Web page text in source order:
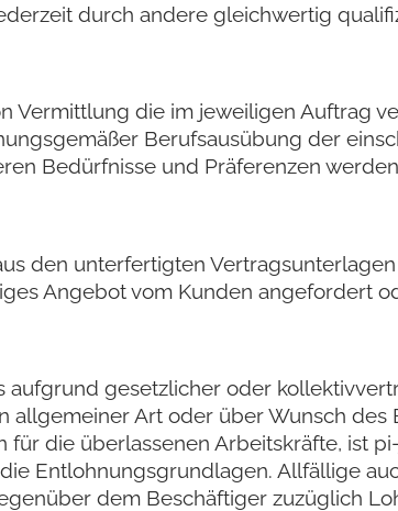
durch andere gleichwertig
Vermittlung die im jeweiligen Auftrag
Berufsausübung der
Bedürfnisse und Präferenzen
den unterfertigten
Angebot vom Kunden angefordert
aufgrund gesetzlicher oder
Art oder über Wunsch
die überlassenen Arbeitskräfte, ist
Entlohnungsgrundlagen. Allfällige
dem Beschäftiger zuzüglich